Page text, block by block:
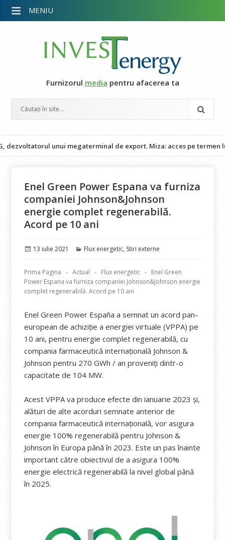
Furnizorul media pentru afacerea ta
unui megaterminal de export. Miza: acces pe termen lung la
Enel Green Power Espana va furniza
companiei Johnson&Johnson
energie complet regenerabilă.
Acord pe 10 ani
Publicat
13 iulie 2021 Categorii
Flux energetic, Stiri externe
Prima Pagina Actual Flux energetic
Enel Green
Power Espana va furniza companiei Johnson&Johnson energie
complet regenerabilă. Acord pe 10 ani
Enel Green Power España a semnat un acord pan-
european de achiziție a energiei virtuale (VPPA) pe
10 ani, pentru energie complet regenerabilă, cu
compania farmaceutică internațională Johnson &
Johnson pentru 270 GWh / an proveniți dintr-o
capacitate de 104 MW.
Acest VPPA va produce efecte din ianuarie 2023 și,
alături de alte acorduri semnate anterior de
compania farmaceutică internațională, vor asigura
energie 100% regenerabilă pentru Johnson &
Johnson în Europa până în 2023. Este un pas înainte
important către obiectivul de a asigura 100%
energie electrică regenerabilă la nivel global până
în 2025.
MENIU